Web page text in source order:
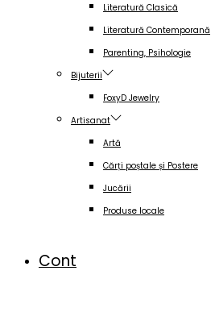
Literatură Clasică
Literatură Contemporană
Parenting, Psihologie
Bijuterii
FoxyD Jewelry
Artisanat
Artă
Cărți poștale și Postere
Jucării
Produse locale
Cont